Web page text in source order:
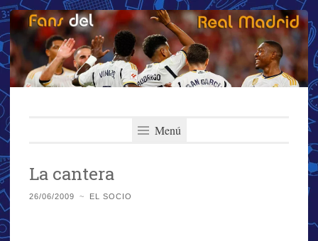
Menú
La cantera
26/06/2009 ~ EL SOCIO